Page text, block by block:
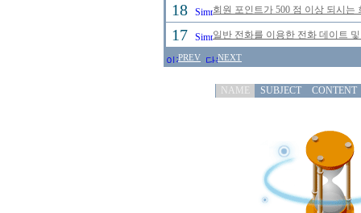
18 회원 포인트가 500 점 이상 되시
17 일반 전화를 이용한 전화 데이트
PREV NEXT